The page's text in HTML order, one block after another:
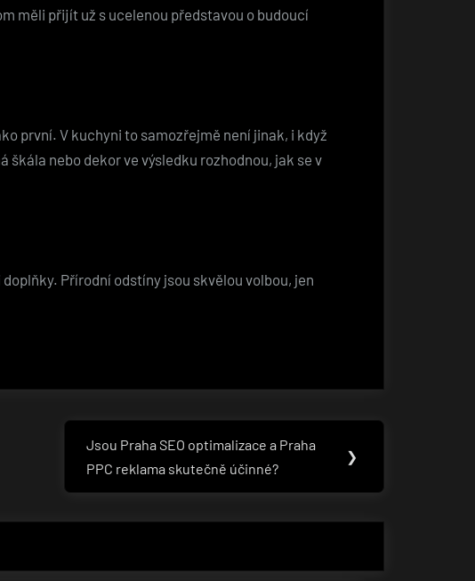
měli přijít už s ucelenou představou o budoucí
první. V kuchyni to samozřejmě není jinak, i když
nebo dekor ve výsledku rozhodnou, jak se v
Přírodní odstíny jsou skvělou volbou, jen
Next
Post:
Jsou Praha SEO optimalizace a Praha
PPC reklama skutečně účinné?
❯